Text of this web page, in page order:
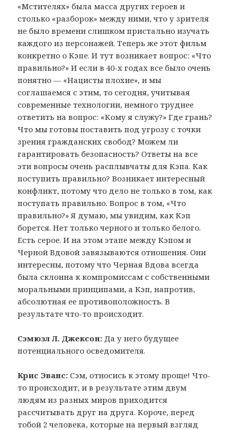
«Мстителях» была масса других героев и
столько «разборок» между ними, что у зрителя
не было времени слишком пристально изучать
каждого из персонажей. Теперь же этот фильм
конкретно о Кэпе. И тут возникает вопрос: «Что
правильно?» И если в 40-х годах все было очень
понятно — «Нацисты плохие», и мы
соглашаемся с этим, то сегодня, учитывая
современные технологии, немного труднее
ответить на вопрос: «Кому я служу?» Где грань?
Что мы готовы поставить под угрозу с точки
зрения гражданских свобод? Можем ли
гарантировать безопасность? Ответы на все
эти вопросы очень расплывчаты для Кэпа. Как
поступить правильно? Возникает интересный
конфликт, потому что дело не только в том, как
поступать правильно. Вопрос в том, «Что
правильно?» Я думаю, мы увидим, как Кэп
борется. Нет только черного и только белого.
Есть серое. И на этом этапе между Кэпом и
Черной Вдовой завязываются отношения. Они
интересны, потому что Черная Вдова всегда
была склонна к компромиссам с собственными
моральными принципами, а Кэп, напротив,
абсолютная ее противоположность. В
результате что-то происходит.
Сэмюэл Л. Джексон: Да у него будущее
потенциального осведомителя.
Крис Эванс: Сэм, относись к этому проще! Что-
то происходит, и в результате этим двум
людям из разных миров приходится
рассчитывать друг на друга. Короче, перед
тобой 2 человека, которые на первый взгляд